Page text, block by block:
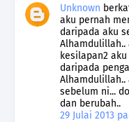
Unknown
aku pernah
daripada aku
Alhamdulillah..
kesilapan2
daripada
Alhamdulillah..
sebelum ni...
dan berubah..
29 Julai 2013